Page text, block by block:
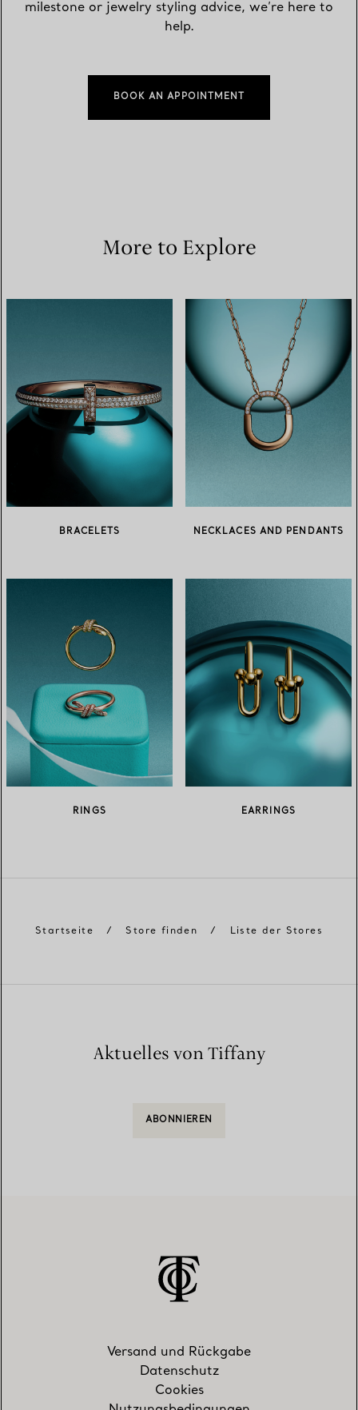
milestone or jewelry styling advice, we’re here to
help.
BOOK AN APPOINTMENT
More to Explore
BRACELETS NECKLACES AND PENDANTS
RINGS EARRINGS
Startseite / Store finden / Liste der Stores
Aktuelles von Tiffany
ABONNIEREN
Versand und Rückgabe
Datenschutz
Cookies